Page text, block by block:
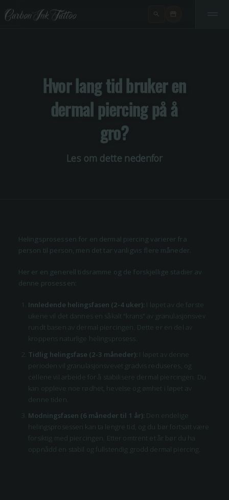
Hvor lang tid bruker en
dermal piercing på å
gro?
Les om dette nedenfor
Helingsprosessen for en dermal piercing varierer fra
person til person, men det tar vanligvis flere måneder.
Her er en generell tidsramme og de forskjellige stadier av
denne prosessen:
Innledende helingsfasen (2-4 uker): I løpet av de første
ukene vil det dannes en såkalt "krans" av granulasjonsvev
rundt basen av dermal piercingen. Dette er en del av
kroppens naturlige helingsprosess.
Tidlig helingsfase (2-3 måneder): I løpet av denne
perioden vil granulasjonsvevet gradvis reduseres, og
cellene vil arbeide for å stabilisere dermal piercingen. Du
kan oppleve noe rødhet, hevelse og ømhet i løpet av
denne tiden.
Modningsfasen (6 måneder til 1 år): Den endelige
helingsprosessen kan ta lengre tid, og du bør fortsatt være
forsiktig med piercingen. Etter omtrent et år bør du ha
oppnådd en stabil og fullstendig grodd dermal piercing.